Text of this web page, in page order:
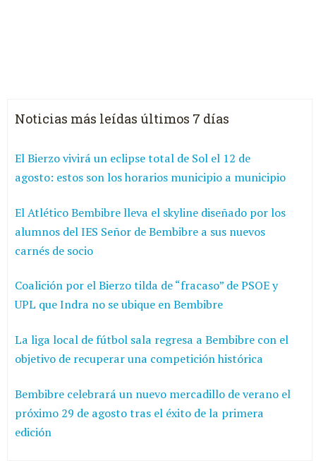
Noticias más leídas últimos 7 días
El Bierzo vivirá un eclipse total de Sol el 12 de
agosto: estos son los horarios municipio a municipio
El Atlético Bembibre lleva el skyline diseñado por los
alumnos del IES Señor de Bembibre a sus nuevos
carnés de socio
Coalición por el Bierzo tilda de “fracaso” de PSOE y
UPL que Indra no se ubique en Bembibre
La liga local de fútbol sala regresa a Bembibre con el
objetivo de recuperar una competición histórica
Bembibre celebrará un nuevo mercadillo de verano el
próximo 29 de agosto tras el éxito de la primera
edición